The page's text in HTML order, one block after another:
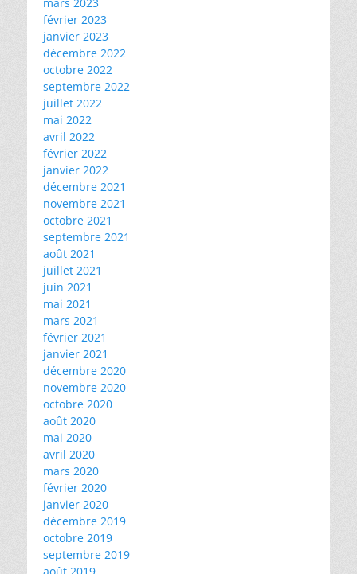
février 2023
janvier 2023
décembre 2022
octobre 2022
septembre 2022
juillet 2022
mai 2022
avril 2022
février 2022
janvier 2022
décembre 2021
novembre 2021
octobre 2021
septembre 2021
août 2021
juillet 2021
juin 2021
mai 2021
mars 2021
février 2021
janvier 2021
décembre 2020
novembre 2020
octobre 2020
août 2020
mai 2020
avril 2020
mars 2020
février 2020
janvier 2020
décembre 2019
octobre 2019
septembre 2019